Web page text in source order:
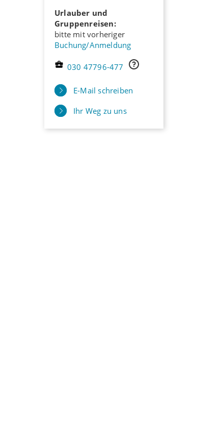
Urlauber und
Gruppenreisen:
bitte mit vorheriger
Buchung/Anmeldung
030 47796-477
E-Mail schreiben
Ihr Weg zu uns